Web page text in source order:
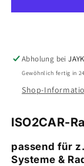
•
•
Abholung bei
Gewöhnlich fertig in
Shop-
ISO2CAR-
passend für
Systeme &